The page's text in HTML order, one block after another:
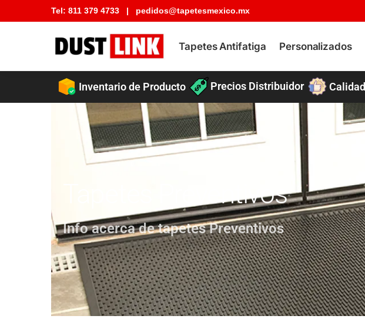
Tel: 811 379 4733 | pedidos@tapetesmexico.mx
Tapetes Antifatiga Personalizados
Buscar tapete
Inventario de Producto Precios Distribuidor
Tapetes Preventivos
Info acerca de tapetes Preventivos